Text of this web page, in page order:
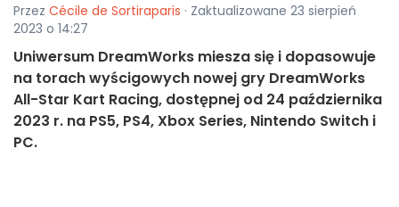
Przez Cécile de Sortiraparis · Zaktualizowane 23 sierpień
2023 o 14:27
Uniwersum DreamWorks miesza się i dopasowuje
na torach wyścigowych nowej gry DreamWorks
All-Star Kart Racing, dostępnej od 24 października
2023 r. na PS5, PS4, Xbox Series, Nintendo Switch i
PC.